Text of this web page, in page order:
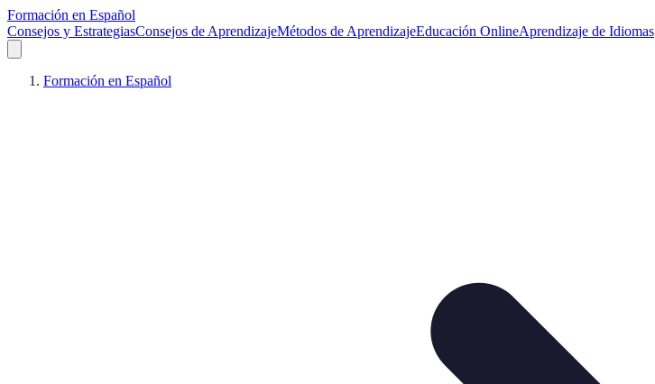
Formación en Español
Consejos y EstrategiasConsejos de AprendizajeMétodos de AprendizajeEducación OnlineAprendizaje de Idiomas
Formación en Español